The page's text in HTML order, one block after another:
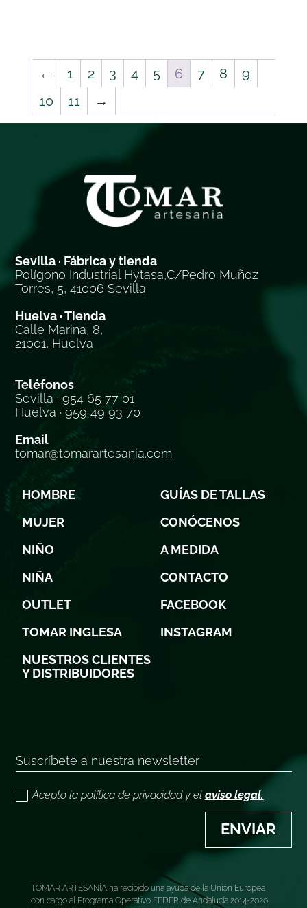
← 1 2 3 4 5 6 7 8
9
10
11 →
Sevilla · Fábrica y tienda
Polígono Industrial Hytasa,C/Pedro Muñoz
Torres, 5, 41006 Sevilla
Huelva · Tienda
Calle Marina, 8,
21001, Huelva
Teléfonos
Sevilla · 954 65 77 01
Huelva · 959 49 93 70
Email
tomar@tomarartesania.com
HOMBRE
MUJER
NIÑO
NIÑA
OUTLET
TOMAR INGLESA
NUESTROS CLIENTES
Y DISTRIBUIDORES
GUÍAS DE TALLAS
CONÓCENOS
A MEDIDA
CONTACTO
FACEBOOK
INSTAGRAM
Acepto la política de privacidad y el aviso legal.
ENVIAR
TOMAR ARTESANÍA ha recibido una ayuda de la Unión Europea
con cargo al Programa Operativo FEDER de Andalucía 2014-2020,